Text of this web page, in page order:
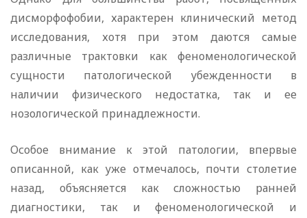
дисморфофобии, характерен клинический метод
исследования, хотя при этом даются самые
различные трактовки как феноменологической
сущности патологической убежденности в
наличии физического недостатка, так и ее
нозологической принадлежности.
Особое внимание к этой патологии, впервые
описанной, как уже отмечалось, почти столетие
назад, объясняется как сложностью ранней
диагностики, так и феноменологической и